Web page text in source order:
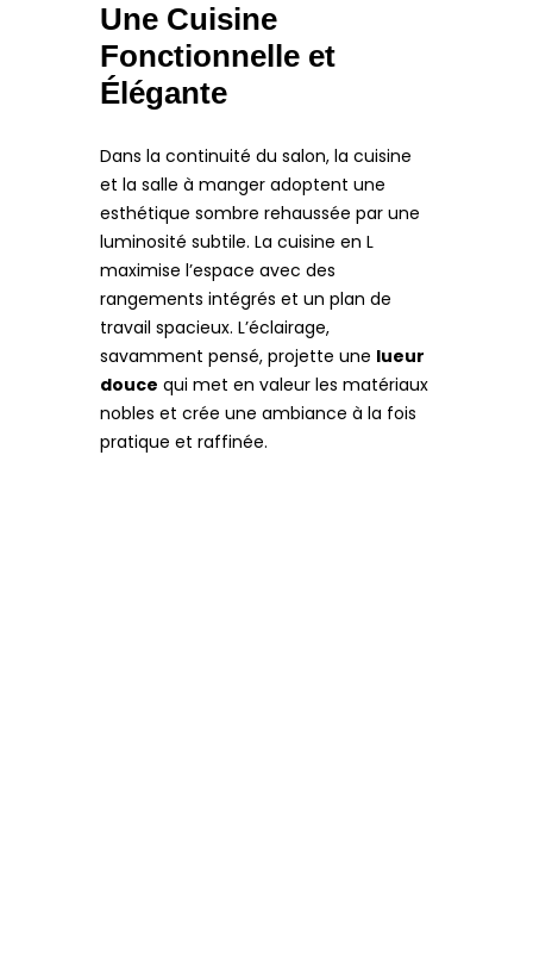
Une Cuisine
Fonctionnelle et
Élégante
Dans la continuité du salon, la cuisine
et la salle à manger adoptent une
esthétique sombre rehaussée par une
luminosité subtile. La cuisine en L
maximise l’espace avec des
rangements intégrés et un plan de
travail spacieux. L’éclairage,
savamment pensé, projette une lueur
douce qui met en valeur les matériaux
nobles et crée une ambiance à la fois
pratique et raffinée.